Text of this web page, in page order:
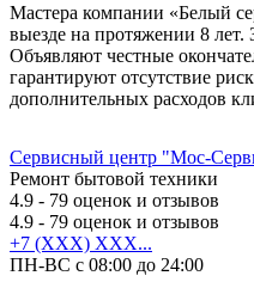
Мастера компании «Белый
выезде на протяжении 8 лет.
Объявляют честные
гарантируют отсутствие
дополнительных расходов
Сервисный центр "Мос-
Ремонт бытовой техники
4.9 - 79 оценок и отзывов
4.9 - 79 оценок и отзывов
+7 (XXX) XXX...
ПН-ВС с 08:00 до 24:00